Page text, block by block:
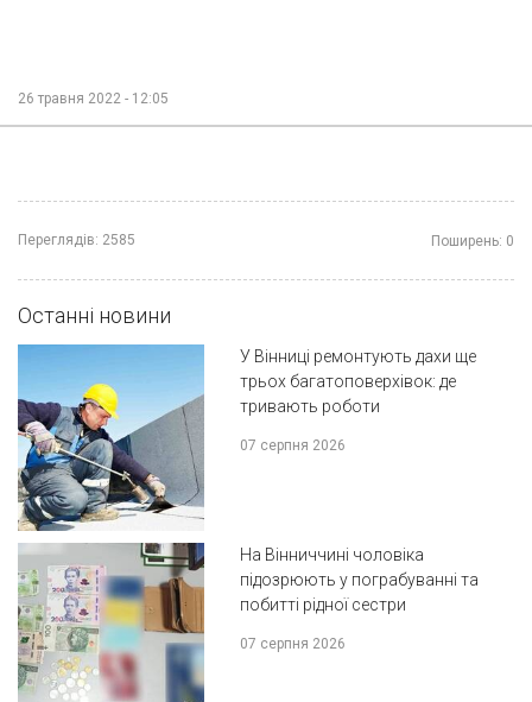
26 травня 2022 - 12:05
Переглядів: 2585 Поширень: 0
Останні новини
У Вінниці ремонтують дахи ще
трьох багатоповерхівок: де
тривають роботи
07 серпня 2026
На Вінниччині чоловіка
підозрюють у пограбуванні та
побитті рідної сестри
07 серпня 2026